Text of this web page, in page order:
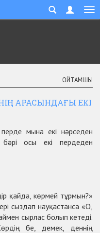
ОЙТАМШЫ
АРАСЫНДАҒЫ ЕКІ
мына екі нәрседен
бәрі осы екі пердеден
қайда, көрмей тұрмын?»
сыздап науқастанса «О,
сырлас болып кетеді.
бе, демек, деннің